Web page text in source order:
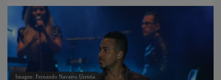
Imagen: Fernando Navarro Urrutia